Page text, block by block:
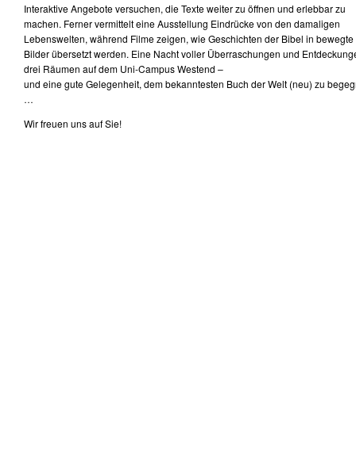
Interaktive Angebote versuchen, die Texte weiter zu öffnen und erlebbar zu
machen. Ferner vermittelt eine Ausstellung Eindrücke von den damaligen
Lebenswelten, während Filme zeigen, wie Geschichten der Bibel in bewegte
Bilder übersetzt werden. Eine Nacht voller Überraschungen und
drei Räumen auf dem Uni-Campus Westend –
und eine gute Gelegenheit, dem bekanntesten Buch der Welt (neu) zu
…
Wir freuen uns auf Sie!